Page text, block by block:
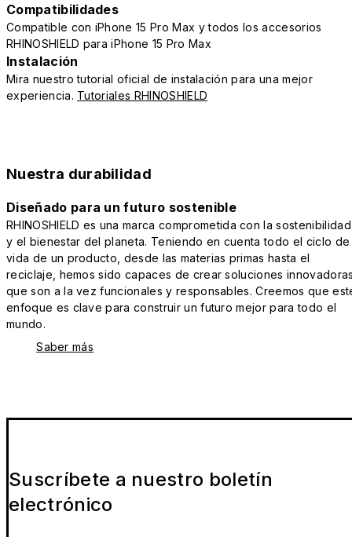
Compatibilidades
Compatible con iPhone 15 Pro Max y todos los accesorios
RHINOSHIELD para iPhone 15 Pro Max
Instalación
Mira nuestro tutorial oficial de instalación para una mejor
experiencia. Tutoriales RHINOSHIELD
Nuestra durabilidad
Diseñado para un futuro sostenible
RHINOSHIELD es una marca comprometida con la sostenibilidad
y el bienestar del planeta. Teniendo en cuenta todo el ciclo de
vida de un producto, desde las materias primas hasta el
reciclaje, hemos sido capaces de crear soluciones
que son a la vez funcionales y responsables. Creemos que
enfoque es clave para construir un futuro mejor para todo el
mundo.
Saber más
Suscríbete a nuestro boletín
electrónico